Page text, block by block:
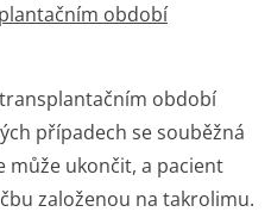
období
období
případech se souběžná
ukončit, a pacient
založenou na takrolimu.